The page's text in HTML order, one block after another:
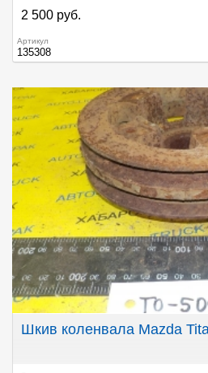
2 500 руб.
Артикул
135308
Шкив коленвала Mazda